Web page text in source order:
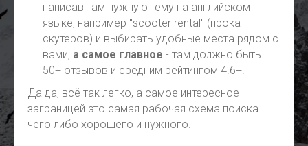
написав там нужную тему на английском
языке, например "scooter rental" (прокат
скутеров) и выбирать удобные места рядом с
вами, а самое главное - там должно быть
50+ отзывов и средним рейтингом 4.6+.
Да да, всё так легко, а самое интересное -
заграницей это самая рабочая схема поиска
чего либо хорошего и нужного.